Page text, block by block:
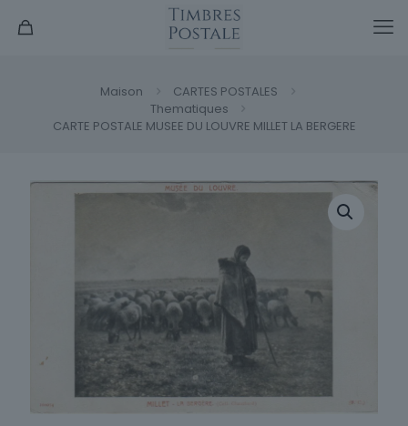
Maison
CARTES POSTALES
Thematiques
CARTE POSTALE MUSEE DU LOUVRE MILLET LA BERGERE